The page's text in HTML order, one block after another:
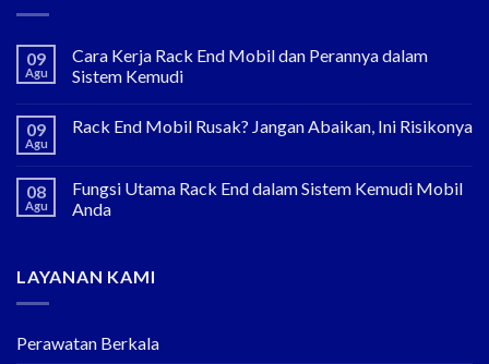
09
Agu
Cara Kerja Rack End Mobil dan Perannya dalam
Sistem Kemudi
09
Agu
Rack End Mobil Rusak? Jangan Abaikan, Ini Risikonya
08
Agu
Fungsi Utama Rack End dalam Sistem Kemudi Mobil
Anda
LAYANAN KAMI
Perawatan Berkala